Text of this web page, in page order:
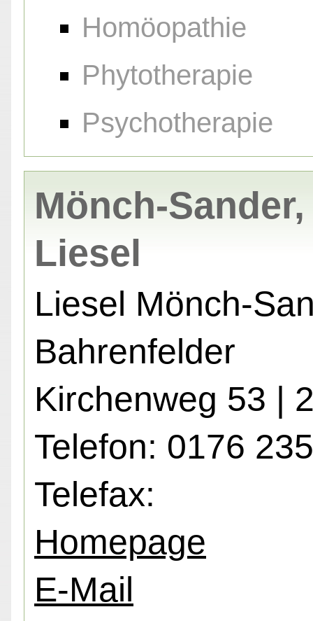
Homöopathie
Phytotherapie
Psychotherapie
Mönch-Sander,
Liesel
Liesel Mönch-
Bahrenfelder
Kirchenweg 53 |
Telefon: 0176
Telefax:
Homepage
E-Mail